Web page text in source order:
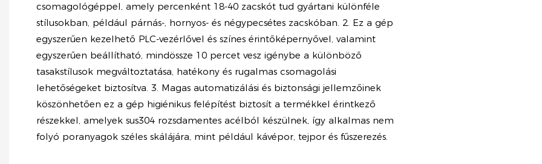
csomagológéppel, amely percenként 18-40 zacskót tud gyártani különféle
stílusokban, például párnás-, hornyos- és négypecsétes zacskóban. 2. Ez a gép
egyszerűen kezelhető PLC-vezérlővel és színes érintőképernyővel, valamint
egyszerűen beállítható, mindössze 10 percet vesz igénybe a különböző
tasakstílusok megváltoztatása, hatékony és rugalmas csomagolási
lehetőségeket biztosítva. 3. Magas automatizálási és biztonsági jellemzőinek
köszönhetően ez a gép higiénikus felépítést biztosít a termékkel érintkező
részekkel, amelyek sus304 rozsdamentes acélból készülnek, így alkalmas nem
folyó poranyagok széles skálájára, mint például kávépor, tejpor és fűszerezés.